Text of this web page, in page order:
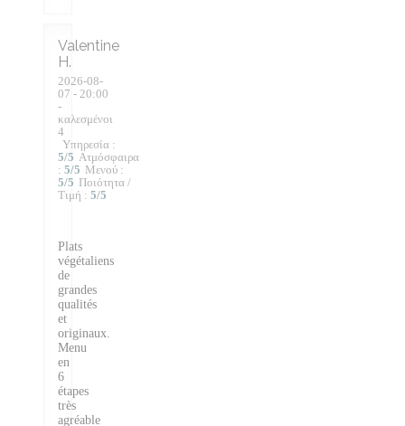
Valentine
H
2026-08-
07 - 20:00
-
καλεσμένοι
4
Υπηρεσία :
5/5 Ατμόσφαιρα
: 5/5 Μενού :
5/5 Ποιότητα /
Τιμή : 5/5
Plats
végétaliens
de
grandes
qualités
et
originaux.
Menu
en
6
étapes
très
agréable